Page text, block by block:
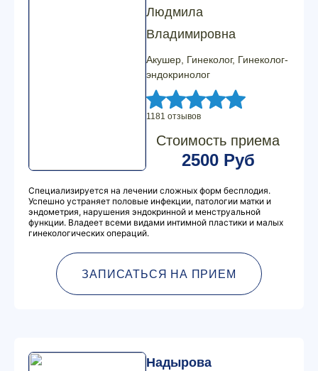
Людмила
Владимировна
Акушер, Гинеколог, Гинеколог-
эндокринолог
1181 отзывов
Стоимость приема
2500 Руб
Специализируется на лечении сложных форм бесплодия.
Успешно устраняет половые инфекции, патологии матки и
эндометрия, нарушения эндокринной и менструальной
функции. Владеет всеми видами интимной пластики и малых
гинекологических операций.
ЗАПИСАТЬСЯ НА ПРИЕМ
Надырова